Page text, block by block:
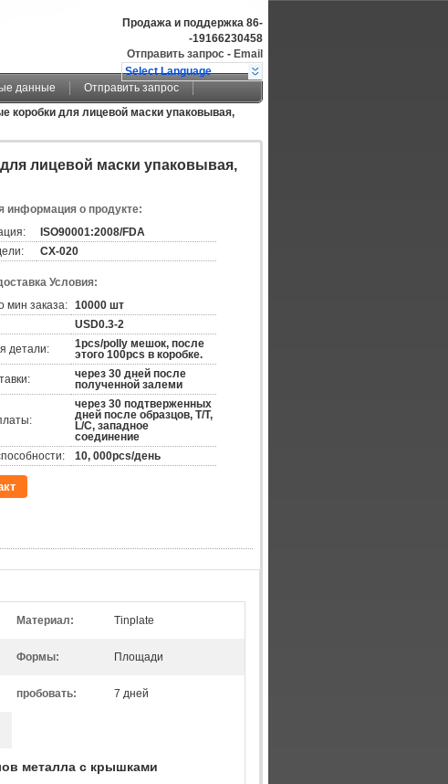
Продажа и поддержка 86-
-19166230458
Отправить запрос - Email
Select Language
данные
Отправить запрос
коробки для лицевой маски упаковывая,
лицевой маски упаковывая,
информация о продукте:
ISO90001:2008/FDA
CX-020
Условия:
мин заказа: 10000 шт
USD0.3-2
детали:
1pcs/polly мешок, после
этого 100pcs в коробке.
через 30 дней после
полученной залеми
через 30 подтверженных
дней после образцов, T/T,
L/C, западное
соединение
10, 000pcs/день
Материал: Tinplate
Формы: Площади
пробовать: 7 дней
металла с крышками